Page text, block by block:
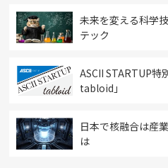
未来を変える科学
テック
ASCII STARTUP特
tabloid」
日本で核融合は産
は